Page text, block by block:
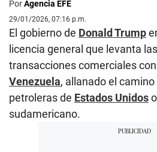
PorAgencia EFE
29/01/2026, 07:16 p.m.
El gobierno de Donald Trump
licencia general que levanta
transacciones comerciales
Venezuela, allanado el
petroleras de Estados Unidos
sudamericano.